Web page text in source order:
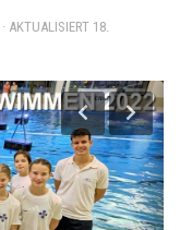
· AKTUALISIERT 18.